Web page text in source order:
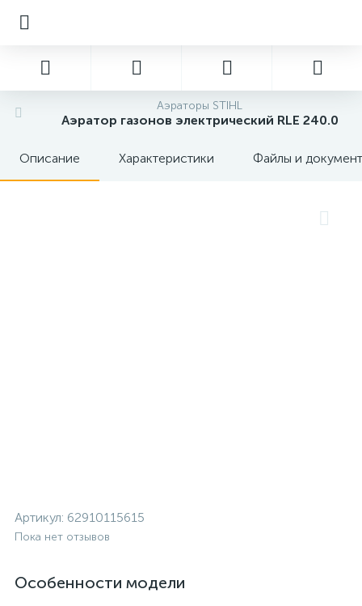
Аэраторы STIHL
Аэратор газонов электрический RLE 240.0
Описание Характеристики Файлы и
Артикул: 62910115615
Пока нет отзывов
Особенности модели